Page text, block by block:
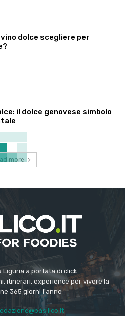
vino dolce scegliere per
il dolce genovese simbolo
more
Liguria a portata di click.
itinerari, experience per vivere la
365 giorni l'anno